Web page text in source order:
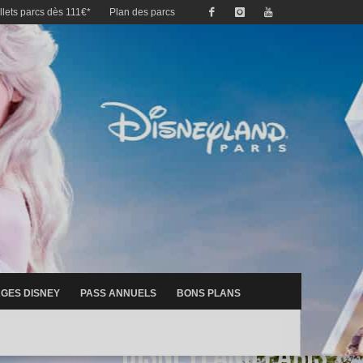
parcs dès 111€* Plan des parcs
DISNEY PASS ANNUELS BONS PLANS